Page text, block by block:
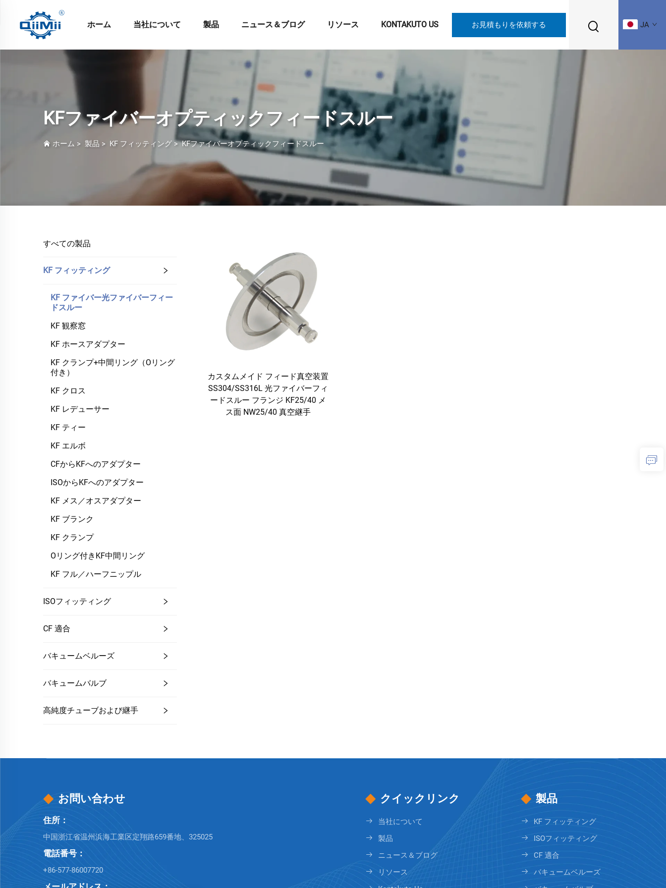
ホーム 当社について 製品 ニュース＆ブログ リソース KONTAKUTO US お見積もりを依頼する JA
KFファイバーオプティックフィードスルー
ホーム > 製品 > KF フィッティング >KFファイバーオプティックフィードスルー
すべての製品
KF フィッティング
KF ファイバー光ファイバーフィー
ドスルー
KF 観察窓
KF ホースアダプター
KF クランプ+中間リング（Oリング
付き）
KF クロス
KF レデューサー
KF ティー
KF エルボ
CFからKFへのアダプター
ISOからKFへのアダプター
KF メス／オスアダプター
KF ブランク
KF クランプ
Oリング付きKF中間リング
KF フル／ハーフニップル
ISOフィッティング
CF 適合
バキュームベルーズ
バキュームバルブ
高純度チューブおよび継手
カスタムメイド フィード真空装置
SS304/SS316L 光ファイバーフィ
ードスルー フランジ KF25/40 メ
ス面 NW25/40 真空継手
お問い合わせ
住所：
中国浙江省温州浜海工業区定翔路659番地、325025
電話番号：
+86-577-86007720
クイックリンク
当社について
製品
ニュース＆ブログ
リソース
製品
KF フィッティング
ISOフィッティング
CF 適合
バキュームベルーズ